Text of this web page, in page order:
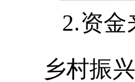
2.资金
乡村振